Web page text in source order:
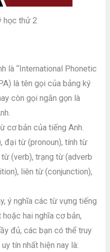
học thử 2
là “International Phonetic
là tên gọi của bảng ký
còn gọi ngắn gọn là
cơ bản của tiếng Anh.
đại từ (pronoun), tính từ
(verb), trạng từ (adverb
liên từ (conjunction),
ý nghĩa các từ vựng tiếng
hai nghĩa cơ bản,
đủ, các bạn có thể truy
tín nhất hiện nay là: